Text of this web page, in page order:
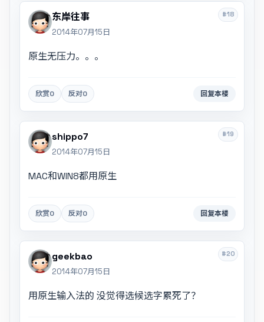
#18
东岸往事
2014年07月15日
原生无压力。。。
欣赏0 反对0 回复本楼
#19
shippo7
2014年07月15日
MAC和WIN8都用原生
欣赏0 反对0 回复本楼
#20
geekbao
2014年07月15日
用原生输入法的 没觉得选候选字累死了？